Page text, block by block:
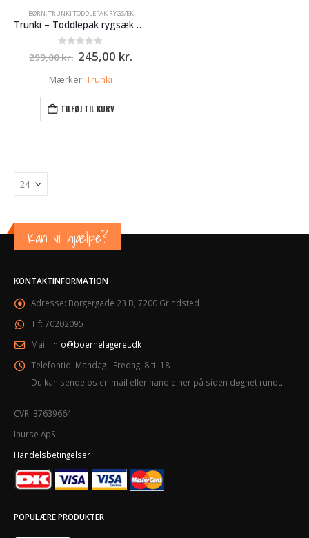
BØRN,TRUNKI TODDLEPAK RYGSÆK
Trunki – Toddlepak rygsæk – Tiger
ud af 5
299,00kr. Den
oprindelige
pris
299,00 kr..
245,00 kr.Den
Mærker: Trunki
TILFØJ TIL KURV
Kan vi hjælpe?
KONTAKTINFORMATION
Adresse: Borgergade 23 B, 7200 Grindsted
Tlf: 70202095
Mail: info@boernelageret.dk
Telefontid: Mandag - Fredag: 8 til 18
Du kan sende os en mail eller handle her på siden døgnet rundt.
CVR: 37639664
Inurse ApS
Handelsbetingelser
POPULÆRE PRODUKTER